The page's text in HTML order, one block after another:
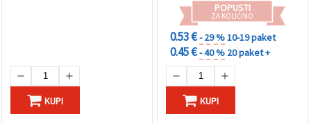
KUPI
POPUSTI
ZA KOLIČINO
0.53 €- 29 %10-19 paket
0.45 €- 40 % 20 paket +
KUPI